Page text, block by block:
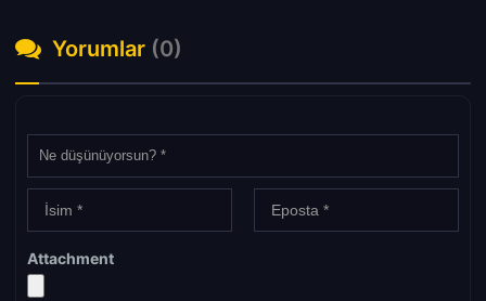
Yorumlar (0)
Attachment